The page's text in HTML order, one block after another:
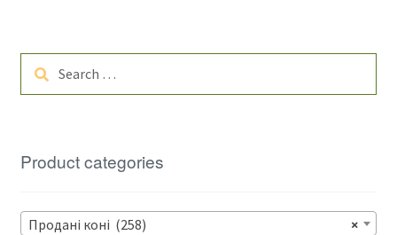
for:
Product categories
×
Продані коні (258)